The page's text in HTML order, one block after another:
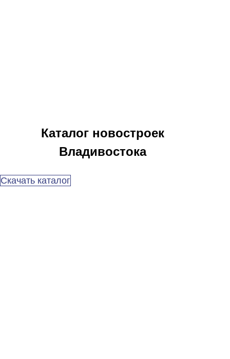
Каталог новостроек
Владивостока
Скачать каталог